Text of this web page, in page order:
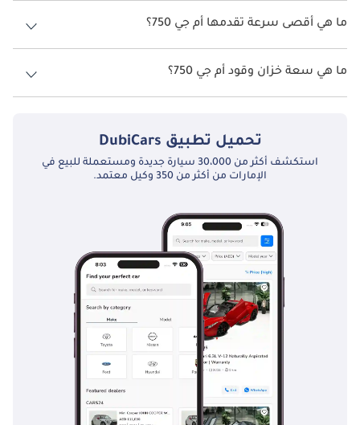
إمكانية، مما يجعلها جذابة للمشترين الباحثين عن سيارة تنفيذية
نسخ أم جي 750 هي .
ما هي أقصى سرعة تقدمها أم جي 750؟
السرعة القصوى أم جي 750 هي TBD.
ما هي سعة خزان وقود أم جي 750؟
تبلغ سعة خزان الوقود في أم جي 750 TBD.
تحميل تطبيق DubiCars
استكشف أكثر من 30،000 سيارة جديدة ومستعملة للبيع في
الإمارات من أكثر من 350 وكيل معتمد.